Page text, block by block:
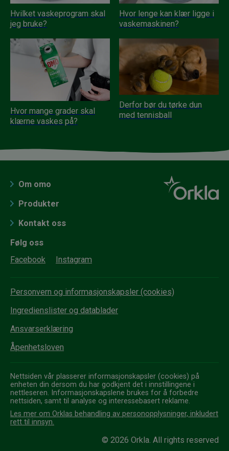
Hvilket vaskeprogram skal
jeg bruke?
Hvor lenge kan klær ligge i
vaskemaskinen?
Hvor mange grader skal
klærne vaskes på?
Derfor bør du tørke dun
med tennisball
Om omo
Produkter
Kontakt oss
Følg oss
Facebook
Instagram
Personvern og informasjonskapsler (cookies)
Ingredienslister og datablader
Ansvarserklæring
Åpenhetsloven
Nettsiden vår plasserer informasjonskapsler (cookies) på
enheten din dersom du har godkjent det i innstillingene i
nettleseren. Informasjonskapslene brukes for å forbedre
nettsiden, samt til analyse og interessebasert reklame.
Les mer om Orklas behandling av personopplysninger, inkludert
rett til innsyn.
© 2026 Orkla. All rights reserved